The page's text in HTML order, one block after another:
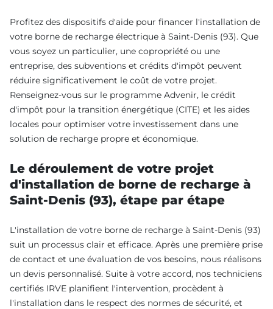
Profitez des dispositifs d'aide pour financer l'installation de
votre borne de recharge électrique à Saint-Denis (93). Que
vous soyez un particulier, une copropriété ou une
entreprise, des subventions et crédits d'impôt peuvent
réduire significativement le coût de votre projet.
Renseignez-vous sur le programme Advenir, le crédit
d'impôt pour la transition énergétique (CITE) et les aides
locales pour optimiser votre investissement dans une
solution de recharge propre et économique.
Le déroulement de votre projet
d'installation de borne de recharge à
Saint-Denis (93), étape par étape
L'installation de votre borne de recharge à Saint-Denis (93)
suit un processus clair et efficace. Après une première prise
de contact et une évaluation de vos besoins, nous réalisons
un devis personnalisé. Suite à votre accord, nos techniciens
certifiés IRVE planifient l'intervention, procèdent à
l'installation dans le respect des normes de sécurité, et